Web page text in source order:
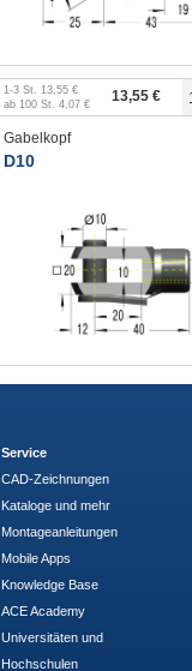
1 -3 St. 13,55 €
ab 100 St. 4,07 € 13,55 €
Gabelkopf
D10
Service
CAD-Zeichnungen
Kataloge und mehr
Montageanleitungen
Mobile Apps
Knowledge Base
ACE Academy
Universitäten und
Hochschulen